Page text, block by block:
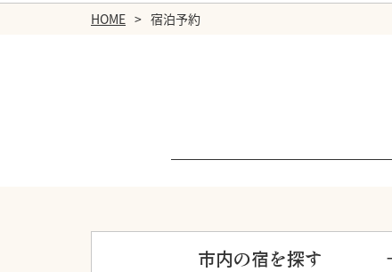
HOME 宿泊予約
市内の宿を探す